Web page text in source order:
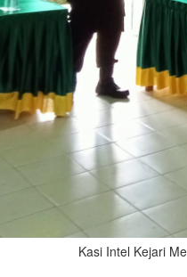
Kasi Intel Kejari